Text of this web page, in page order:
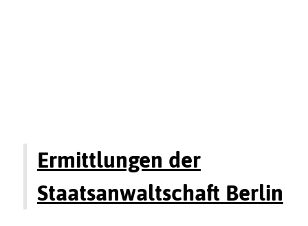
Ermittlungen der
Staatsanwaltschaft Berlin